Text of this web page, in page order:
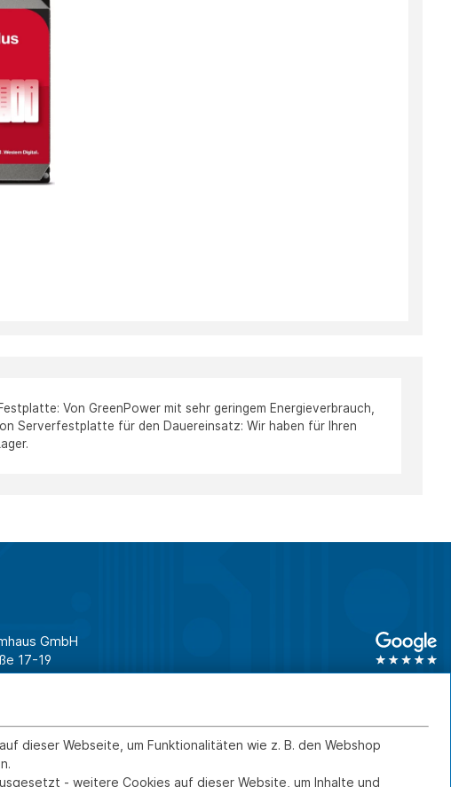
Von GreenPower mit sehr geringem Energieverbrauch,
Serverfestplatte für den Dauereinsatz: Wir haben für Ihren
GmbH
17-19
dieser Webseite, um Funktionalitäten wie z. B. den Webshop
- weitere Cookies auf dieser Website, um Inhalte und